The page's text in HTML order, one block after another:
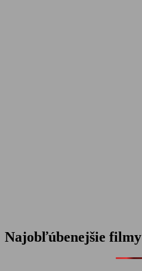
Najobľúbenejšie filmy